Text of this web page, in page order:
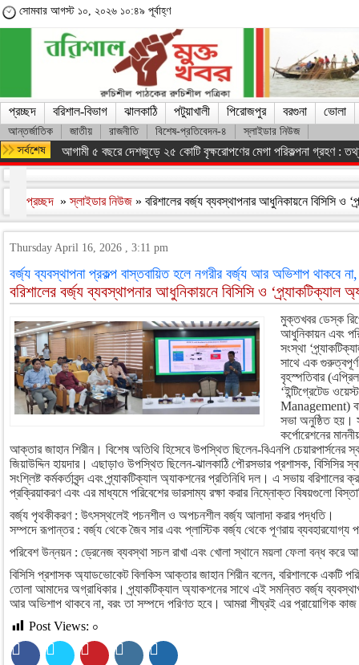
সোমবার আগস্ট ১০, ২০২৬ ১০:৪৯ পূর্বাহ্ণ
প্রচ্ছদ বরিশাল-বিভাগ ঝালকাঠি পটুয়াখালী পিরোজপুর বরগুনা ভোলা
আন্তর্জাতিক জাতীয় রাজনীতি বিশেষ-প্রতিবেদন-৪ স্লাইডার নিউজ
আগামী ৫ বছরে দেশজুড়ে ২৫ কোটি বৃক্ষরোপণের মেগা পরিকল্পনা গ্রহণ :
প্রচ্ছদ »স্লাইডার নিউজ » বরিশালের বর্জ্য ব্যবস্থাপনার আধুনিকায়নে বিসিসি
Thursday April 16, 2026 , 3:11 pm
বর্জ্য ব্যবস্থাপনা প্রকল্প বাস্তবায়িত হলে নগরীর বর্জ্য আর অভিশাপ থাকবে
বরিশালের বর্জ্য ব্যবস্থাপনার আধুনিকায়নে বিসিসি ও
মুক্তখবর ডেস্ক
আধুনিকায়ন এবং
সংস্থা
সাথে এক
বৃহস্পতিবার
‘ইন্টিগ্রেটেড
Management) বা
সভা অনুষ্ঠিত হয়।
কর্পোরেশনের
আক্তার জাহান শিরীন। বিশেষ অতিথি হিসেবে উপস্থিত ছিলেন-বিএনপি চেয়ারপার্সনের
জিয়াউদ্দিন হায়দার। এছাড়াও উপস্থিত ছিলেন-ঝালকাঠি পৌরসভার প্রশাসক, বিসিসির
সংশ্লিষ্ট কর্মকর্তাবৃন্দ এবং প্র্যাকটিক্যাল অ্যাকশনের প্রতিনিধি দল। এ সভায় বরিশালের
প্রক্রিয়াকরণ এবং এর মাধ্যমে পরিবেশের ভারসাম্য রক্ষা করার নিম্নোক্ত বিষয়গুলো
বর্জ্য পৃথকীকরণ : উৎসস্থলেই পচনশীল ও অপচনশীল বর্জ্য আলাদা করার পদ্ধতি।
সম্পদে রূপান্তর : বর্জ্য থেকে জৈব সার এবং প্লাস্টিক বর্জ্য থেকে পূণরায় ব্যবহারযোগ্য
পরিবেশ উন্নয়ন : ড্রেনেজ ব্যবস্থা সচল রাখা এবং খোলা স্থানে ময়লা ফেলা বন্ধ করে
বিসিসি প্রশাসক অ্যাডভোকেট বিলকিস আক্তার জাহান শিরীন বলেন, বরিশালকে একটি
তোলা আমাদের অগ্রাধিকার। প্র্যাকটিক্যাল অ্যাকশনের সাথে এই সমন্বিত বর্জ্য
আর অভিশাপ থাকবে না, বরং তা সম্পদে পরিণত হবে। আমরা শীঘ্রই এর প্রায়োগিক
Post Views: ০